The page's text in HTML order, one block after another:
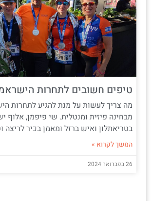
טיפים חשובים לתחרות
מה צריך לעשות על מנת להגיע לתחרות
מבחינה פיזית ומנטלית. שי פיפמן, אלוף
בטריאתלון ואיש ברזל ומאמן בכיר לריצה
המשך לקרוא »
26 בפברואר 2024